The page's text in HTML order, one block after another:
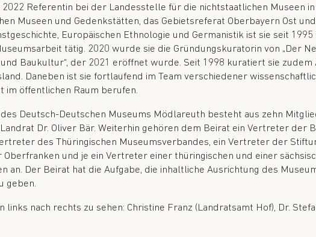
2022 Referentin bei der Landesstelle für die nichtstaatlichen Museen
Museen und Gedenkstätten, das Gebietsreferat Oberbayern Ost
Europäischen Ethnologie und Germanistik ist sie seit
tätig. 2020 wurde sie die Gründungskuratorin von „Der
Baukultur“, der 2021 eröffnet wurde. Seit 1998 kuratiert sie zudem
Daneben ist sie fortlaufend im Team verschiedener
im öffentlichen Raum berufen.
Deutsch-Deutschen Museums Mödlareuth besteht aus zehn
Dr. Oliver Bär. Weiterhin gehören dem Beirat ein Vertreter der
des Thüringischen Museumsverbandes, ein Vertreter der
und je ein Vertreter einer thüringischen und einer
an. Der Beirat hat die Aufgabe, die inhaltliche Ausrichtung des
geben.
links nach rechts zu sehen: Christine Franz (Landratsamt Hof), Dr.